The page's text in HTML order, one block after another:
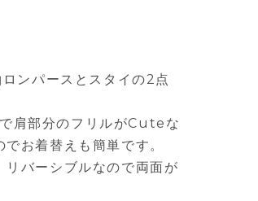
ンパースとスタイの2点
肩部分のフリルがCuteな
お着替えも簡単です。
バーシブルなので両面が